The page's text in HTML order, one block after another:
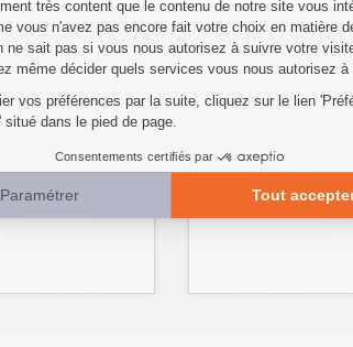
technique Compatibilités
Aérosol de